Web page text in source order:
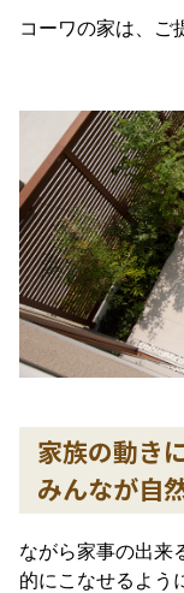
コーワの家は、ご
家族の動き
みんなが自
ながら家事の出来
的にこなせるよう